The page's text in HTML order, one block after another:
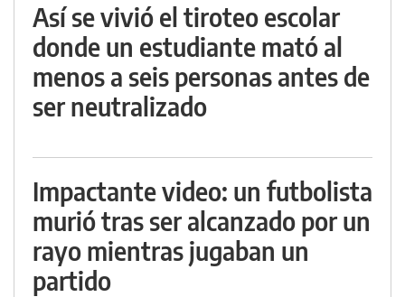
Así se vivió el tiroteo escolar
donde un estudiante mató al
menos a seis personas antes de
ser neutralizado
Impactante video: un futbolista
murió tras ser alcanzado por un
rayo mientras jugaban un
partido